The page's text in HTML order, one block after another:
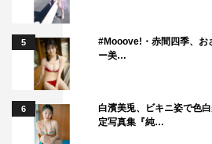
5
#Mooove!・赤間四季、お
ー美…
6
白濱美兎、ビキニ姿で色
定写真集『純…